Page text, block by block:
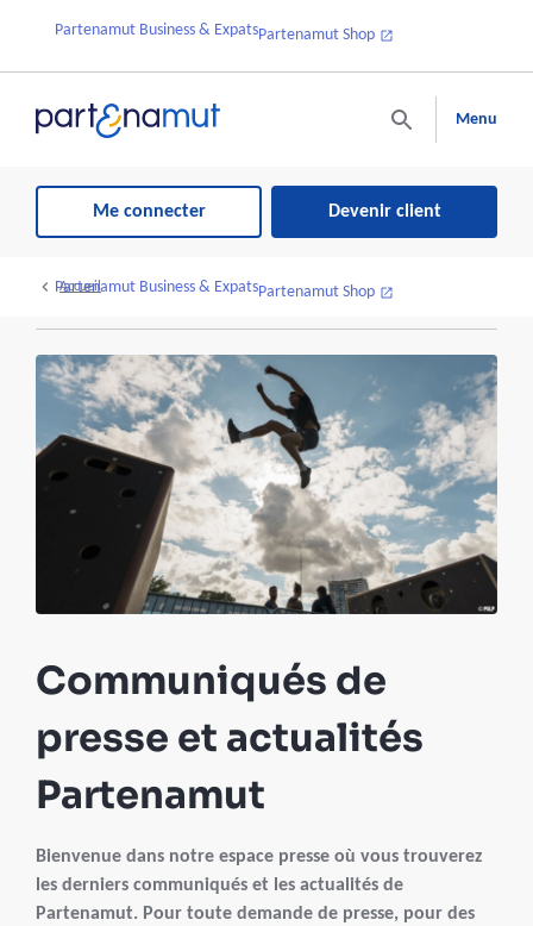
Partenamut Business & ExpatsPartenamut Shop
Menu
Me connecter Devenir client
Partenamut Business & ExpatsPartenamut Shop
Accueil
Communiqués de
presse et actualités
Partenamut
Bienvenue dans notre espace presse où vous trouverez
les derniers communiqués et les actualités de
Partenamut. Pour toute demande de presse, pour des